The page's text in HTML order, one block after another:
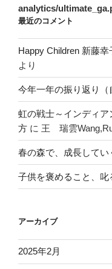
analytics/
最近のコメント
Happy Children 新藤
より
今年一年の振り返り（
虹の戦士～インディア
方 に 王 瑞雲
春の森で、成長してい
子供を褒めること、叱
アーカイブ
2025年2月